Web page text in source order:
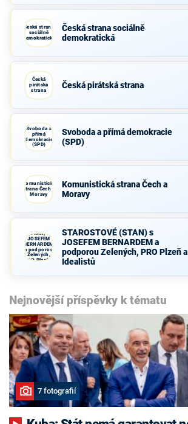
Česká strana
sociálně
demokratická
Česká strana sociálně
demokratická
Česká
pirátská
strana
Česká pirátská strana
Svoboda a
přímá
demokracie
(SPD)
Svoboda a přímá demokracie
(SPD)
Komunistická
strana Čech a
Moravy
Komunistická strana Čech a
Moravy
(STAN) s
JOSEFEM
BERNARDEM
a podporou
Zelených,
PRO Plzeň a
STAROSTOVÉ (STAN) s
JOSEFEM BERNARDEM a
podporou Zelených, PRO Plzeň a
Idealistů
Nejnovější příspěvky k tématu
7 fotografií